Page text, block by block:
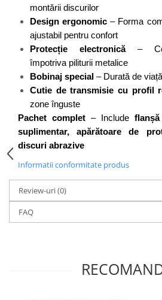
Fierastrau sabie
Fierăstrău circular
Flexuri
Mixere mortar
Motoare electrice
Pistoale de bătut cuie
Polizoare
Seturi aparate electrice
Testere electrice
Unelte multifuncționale
Vibratoare pentru beton
Scule manuale
Aparate de Tăiat Gresie
Briceag multifuncțional
montării discurilor
Design ergonomic – Forma
ajustabil pentru confort
Protecție electronică –
împotriva piliturii metalice
Bobinaj special – Durată de
Cutie de transmisie cu profil
zone înguste
Pachet complet – Include
suplimentar, apărătoare de
discuri abrazive
Informatii conformitate produs
Review-uri(0)
FAQ